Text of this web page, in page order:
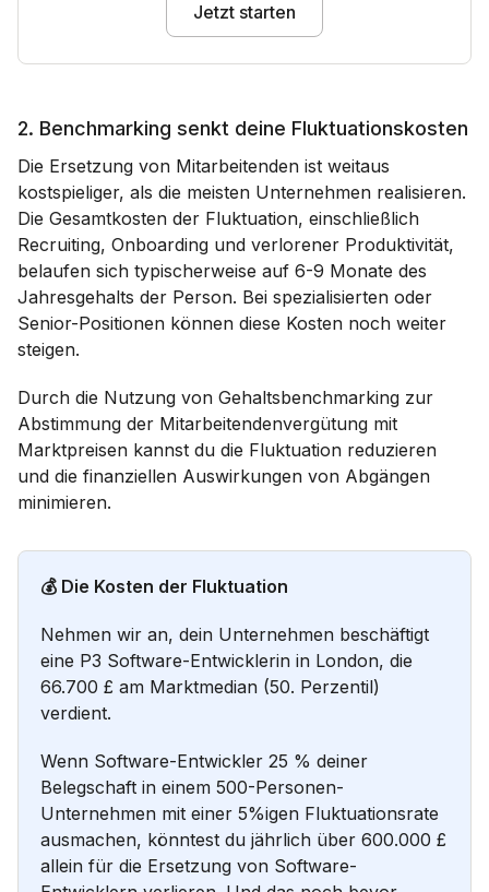
Jetzt starten
2. Benchmarking senkt deine Fluktuationskosten
Die Ersetzung von Mitarbeitenden ist weitaus
kostspieliger, als die meisten Unternehmen realisieren.
Die Gesamtkosten der Fluktuation, einschließlich
Recruiting, Onboarding und verlorener Produktivität,
belaufen sich typischerweise auf 6-9 Monate des
Jahresgehalts der Person. Bei spezialisierten oder
Senior-Positionen können diese Kosten noch weiter
steigen.
Durch die Nutzung von Gehaltsbenchmarking zur
Abstimmung der Mitarbeitendenvergütung mit
Marktpreisen kannst du die Fluktuation reduzieren
und die finanziellen Auswirkungen von Abgängen
minimieren.
💰 Die Kosten der Fluktuation
Nehmen wir an, dein Unternehmen beschäftigt
eine P3 Software-Entwicklerin in London, die
66.700 £ am Marktmedian (50. Perzentil)
verdient.
Wenn Software-Entwickler 25 % deiner
Belegschaft in einem 500-Personen-
Unternehmen mit einer 5%igen Fluktuationsrate
ausmachen, könntest du jährlich über 600.000 £
allein für die Ersetzung von Software-